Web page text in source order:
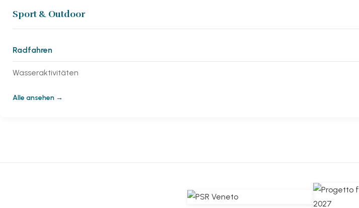
Sport & Outdoor
Radfahren
Wasseraktivitäten
Alle ansehen →